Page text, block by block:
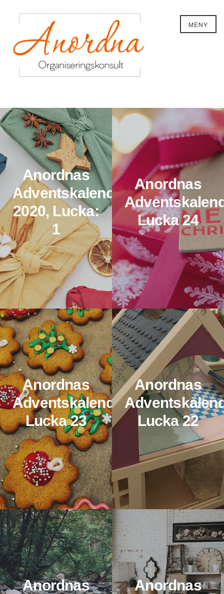
MENY
Anordnas
Adventskalender
2020, Lucka:
1
Anordnas
Lucka 24
Anordnas
Adventskalender:
Lucka 23
Anordnas
Lucka 22
Anordnas
Anordnas